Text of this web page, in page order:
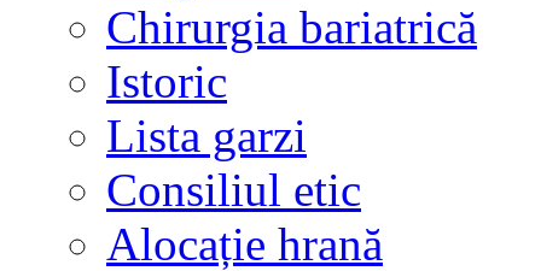
Chirurgia bariatrică
Istoric
Lista garzi
Consiliul etic
Alocație hrană